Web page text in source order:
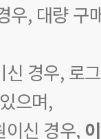
우, 대량 구
신 경우, 로
으며,
이신 경우,